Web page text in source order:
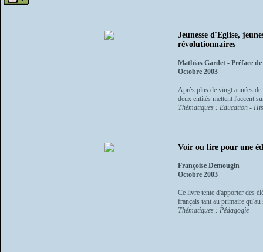
Jeunesse d'Eglise,
révolutionnaires
Mathias Gardet - Préface
Octobre 2003
Après plus de vingt années
deux entités mettent l'accent
Thématiques : Education -
Voir ou lire pour une
Françoise Demougin
Octobre 2003
Ce livre tente d'apporter des
français tant au primaire
Thématiques : Pédagogie